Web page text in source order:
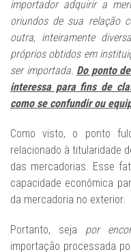
importador adquirir a
oriundos de sua relação
outra, inteiramente
próprios obtidos em
ser importada. Do ponto
interessa para fins de
como se confundir ou
Como visto, o ponto
relacionado à titularidade
das mercadorias. Esse
capacidade econômica
da mercadoria no exterior.
Portanto, seja por
importação processada